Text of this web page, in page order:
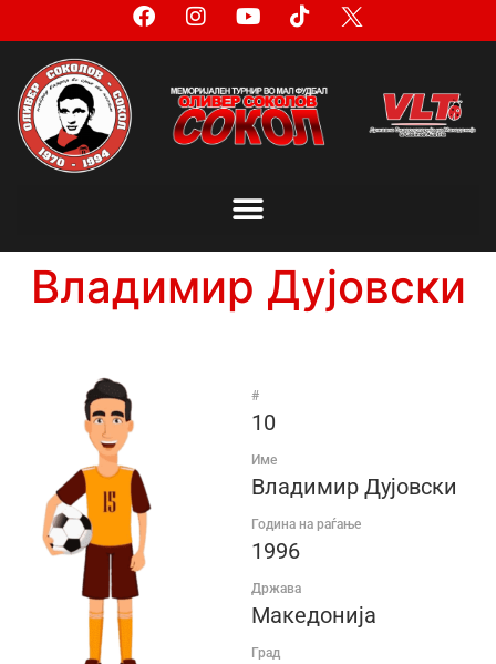
Владимир Дујовски
#
10
Име
Владимир Дујовски
Година на раѓање
1996
Држава
Македонија
Град